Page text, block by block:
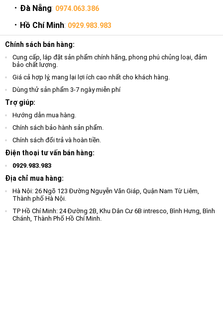
Đà Nẵng: 0974.063.386
Hồ Chí Minh: 0929.983.983
Chính sách bán hàng:
Cung cấp, lắp đặt sản phẩm chính hãng, phong phú chủng loại, đảm
bảo chất lượng.
Giá cả hợp lý, mang lại lợi ích cao nhất cho khách hàng.
Dùng thử sản phẩm 3-7 ngày miễn phí
Trợ giúp:
Hướng dẫn mua hàng.
Chính sách bảo hành sản phẩm.
Chính sách đổi trả và hoàn tiền.
Điện thoại tư vấn bán hàng:
0929.983.983
Địa chỉ mua hàng:
Hà Nội: 26 Ngõ 123 Đường Nguyễn Văn Giáp, Quận Nam Từ Liêm,
Thành phố Hà Nội.
TP Hồ Chí Minh: 24 Đường 2B, Khu Dân Cư 6B intresco, Bình Hưng, Bình
Chánh, Thành Phố Hồ Chí Minh.